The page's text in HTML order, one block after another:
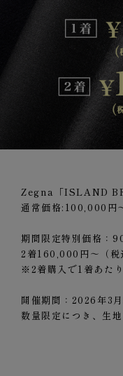
Zegna「ISLAND
通常価格:100,000円
期間限定特別価格：
2着160,000円～（税
※2着購入で1着あた
開催期間：2026年3
数量限定につき、生